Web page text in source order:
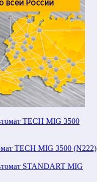
TECH MIG 3500 (N222)